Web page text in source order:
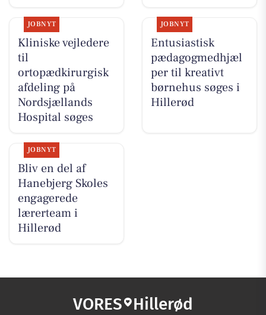
JOBNYT
Kliniske vejledere
til
ortopædkirurgisk
afdeling på
Nordsjællands
Hospital søges
JOBNYT
Entusiastisk
pædagogmedhjæl
per til kreativt
børnehus søges i
Hillerød
JOBNYT
Bliv en del af
Hanebjerg Skoles
engagerede
lærerteam i
Hillerød
VORES Hillerød